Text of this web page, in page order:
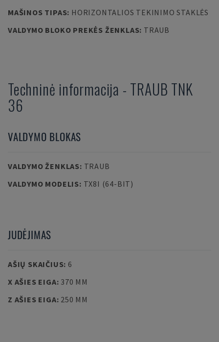
MAŠINOS TIPAS: HORIZONTALIOS TEKINIMO STAKLĖS
VALDYMO BLOKO PREKĖS ŽENKLAS: TRAUB
Techninė informacija - TRAUB TNK
36
VALDYMO BLOKAS
VALDYMO ŽENKLAS: TRAUB
VALDYMO MODELIS: TX8I (64-BIT)
JUDĖJIMAS
AŠIŲ SKAIČIUS: 6
X AŠIES EIGA: 370 MM
Z AŠIES EIGA: 250 MM